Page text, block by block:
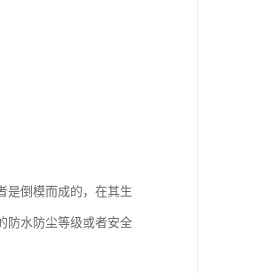
是倒模而成的，在其生
防水防尘等级或者安全